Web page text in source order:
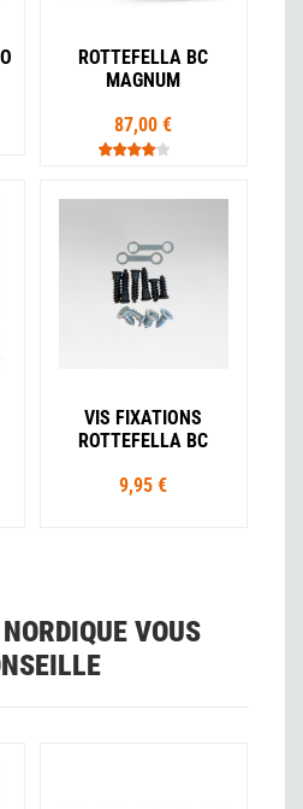
ROTTEFELLA BC
MAGNUM
87,00 €
VIS FIXATIONS
ROTTEFELLA BC
9,95 €
VOUS